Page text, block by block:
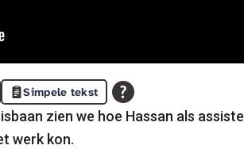
Simpele tekst
zien we hoe Hassan als
werk kon.